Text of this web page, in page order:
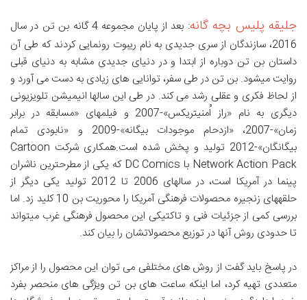
جلیقه پلیس بچه گانه
: بعد از پایان مجموعه 4 گانه بن تن در سال
2016، سازندگان از سری جدیدی به نام ریبوت رونمایی کردند که طی آن
داستان بن تن دوباره از ابتدا و در دنیای جدیدی مشابه به دنیای قبلی
روایت میشود. بن تن در طی سفر، توانایی های زیادی به دست می آورد و
از لحاظ فکری و عقلی رشد می کند. در طی این سالها انیمیشن تلویزیونی
دیگری به نام «راز اُمنیتریکس»-2007 و فیلمهای «مسابقه در برابر
زمان»-2007، «ازدحام موجودات بیگانه»-2009 و «نابودی تمام
بیگانگان»-2012 تولید و پخش شده است.همکاری شرکت Cartoon
Network Action Pack با DC Comics که یکی از مطرحترین ناشران
پینما در آمریکا است، در سالهای 2006 تا 2012 تولید یکی دیگر از
حلقههای زنجیره محصولات فرهنگی آمریکا را محوریت بن 10 کلید زد. اما
بررسی کمی از جزئیات فنی و تاکتیکی این محصول فرهنگی غرب میتواند
تا حدودی روش آنها در توزیع محصولاتشان را بیان کند.
در پاسخ باید گفت از روش های مختلفی می توان این محصول را از مراکز
متعددی تهیه کرد، اما اینکه ساعت های بن تن ویژگی های منحصر بفرد